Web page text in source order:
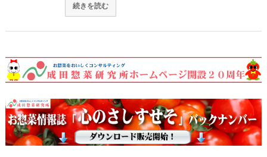
続きを読む